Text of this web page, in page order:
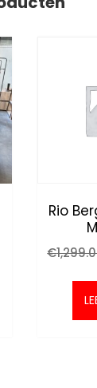
Huidige
Rio
€